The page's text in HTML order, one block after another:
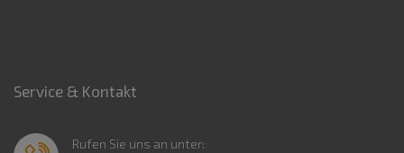
Service & Kontakt
Rufen Sie uns an unter: